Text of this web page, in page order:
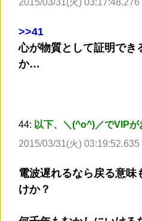
>>41
心が物質として証明でき
か…
44: 以下、＼(^o^)／でVIPが
2015/03/31(火)
電波遅れるなら戻る意味
けか？